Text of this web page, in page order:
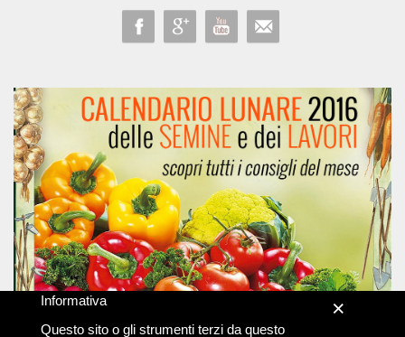
Informativa
Questo sito o gli strumenti terzi da questo
×